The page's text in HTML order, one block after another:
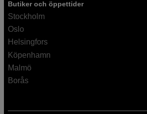
Butiker och öppettider
Stockholm
Oslo
Helsingfors
Köpenhamn
Malmö
Borås